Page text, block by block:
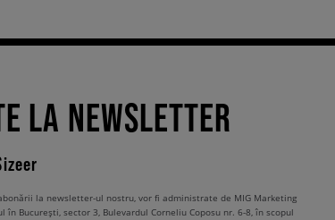
LA NEWSLETTER
la newsletter-ul nostru, vor fi administrate de MIG Marketing
în București, sector 3, Bulevardul Corneliu Coposu nr. 6-8, în scopul